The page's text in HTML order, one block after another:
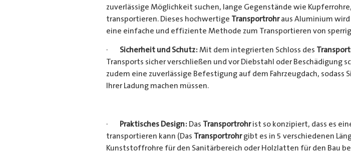
zuverlässige Möglichkeit suchen, lange Gegenstände wie
transportieren. Dieses hochwertige Transportrohraus Aluminium wird
eine einfache und effiziente Methode zum Transportieren von
· Sicherheit und Schutz: Mit dem integrierten Schloss des
Transports sicher verschließen und vor Diebstahl oder
zudem eine zuverlässige Befestigung auf dem Fahrzeugdach,
Ihrer Ladung machen müssen.
· Praktisches Design: Das Transportrohrist so konzipiert, dass es
transportieren kann (Das Transportrohrgibt es in 5 verschiedenen
Kunststoffrohre für den Sanitärbereich oder Holzlatten für den Bau